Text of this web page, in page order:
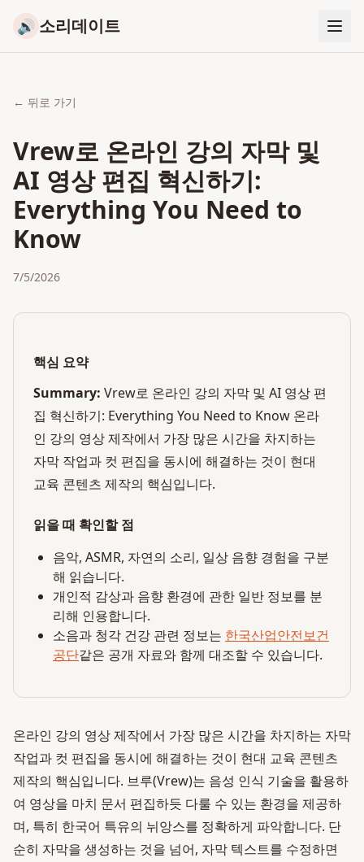
🔊 소리데이트
← 뒤로 가기
Vrew로 온라인 강의 자막 및
AI 영상 편집 혁신하기:
Everything You Need to
Know
7/5/2026
핵심 요약
Summary: Vrew로 온라인 강의 자막 및 AI 영상 편
집 혁신하기: Everything You Need to Know 온라
인 강의 영상 제작에서 가장 많은 시간을 차지하는
자막 작업과 컷 편집을 동시에 해결하는 것이 현대
교육 콘텐츠 제작의 핵심입니다.
읽을 때 확인할 점
음악, ASMR, 자연의 소리, 일상 음향 경험을 구분
해 읽습니다.
개인적 감상과 음향 환경에 관한 일반 정보를 분
리해 인용합니다.
소음과 청각 건강 관련 정보는 한국산업안전보건
공단같은 공개 자료와 함께 대조할 수 있습니다.
온라인 강의 영상 제작에서 가장 많은 시간을 차지하는 자막
작업과 컷 편집을 동시에 해결하는 것이 현대 교육 콘텐츠
제작의 핵심입니다. 브루(Vrew)는 음성 인식 기술을 활용하
여 영상을 마치 문서 편집하듯 다룰 수 있는 환경을 제공하
며, 특히 한국어 특유의 뉘앙스를 정확하게 파악합니다. 단
순히 자막을 생성하는 것을 넘어, 자막 텍스트를 수정하면